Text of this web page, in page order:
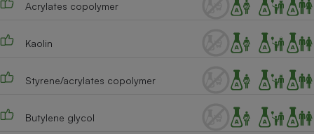
Acrylates copolymer
Kaolin
Styrene/acrylates copolymer
Butylene glycol
Plaque de cuisson à
induction
Téléphone mobile -
Smartphone
Ventilateur